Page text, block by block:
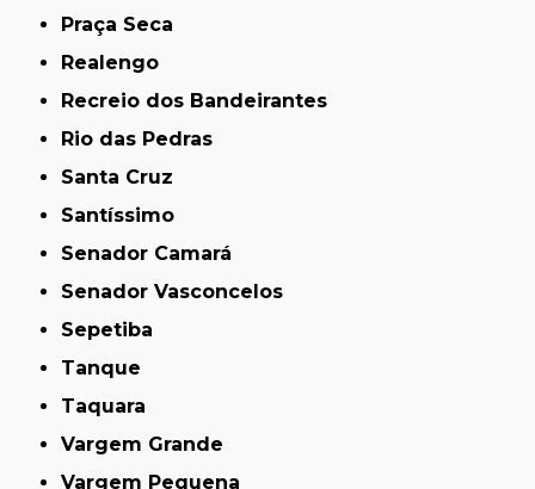
Praça Seca
Realengo
Recreio dos Bandeirantes
Rio das Pedras
Santa Cruz
Santíssimo
Senador Camará
Senador Vasconcelos
Sepetiba
Tanque
Taquara
Vargem Grande
Vargem Pequena